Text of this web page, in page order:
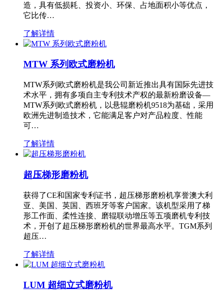
造，具有低损耗、投资小、环保、占地面积小等优点，
它比传…
了解详情
MTW 系列欧式磨粉机
MTW系列欧式磨粉机是我公司新近推出具有国际先进技
术水平，拥有多项自主专利技术产权的最新粉磨设备—
MTW系列欧式磨粉机，以悬辊磨粉机9518为基础，采用
欧洲先进制造技术，它能满足客户对产品粒度、性能
可…
了解详情
超压梯形磨粉机
获得了CE和国家专利证书，超压梯形磨粉机享誉澳大利
亚、美国、英国、西班牙等客户国家。该机型采用了梯
形工作面、柔性连接、磨辊联动增压等五项磨机专利技
术，开创了超压梯形磨粉机的世界最高水平。TGM系列
超压…
了解详情
LUM 超细立式磨粉机